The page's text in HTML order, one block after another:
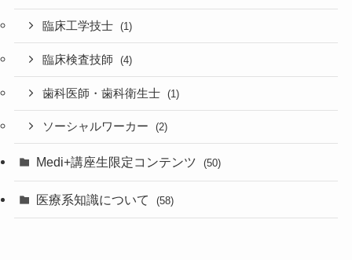
臨床工学技士 (1)
臨床検査技師 (4)
歯科医師・歯科衛生士 (1)
ソーシャルワーカー (2)
Medi+講座生限定コンテンツ (50)
医療系知識について (58)